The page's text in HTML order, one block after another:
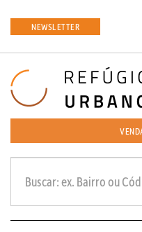
NEWSLETTER